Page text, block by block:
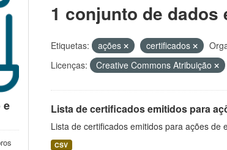
e
1 conjunto de dados
Etiquetas: ações certificados
Licenças:
Creative Commons Atribuição
Lista de certificados emitidos para
Lista de certificados emitidos para ações de
CSV